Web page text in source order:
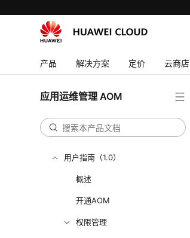
产品 解决方案 定价 云商店
应用运维管理 AOM
SDK参考
视频帮助
AOM 1.0 文档
快速入门（1.0）
用户指南（1.0）
概述
开通AOM
权限管理